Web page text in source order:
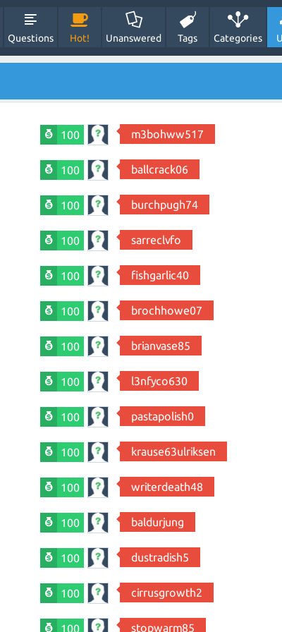
Questions Hot! Unanswered Tags Categories
100 m3bohww517
100 ballcrack06
100 burchpugh74
100 sarreclvfo
100 fishgarlic40
100 brochhowe07
100 brianvase85
100 l3nfyco630
100 pastapolish0
100 krause63ulriksen
100 writerdeath48
100 baldurjung
100 dustradish5
100 cirrusgrowth2
100 stopwarm85